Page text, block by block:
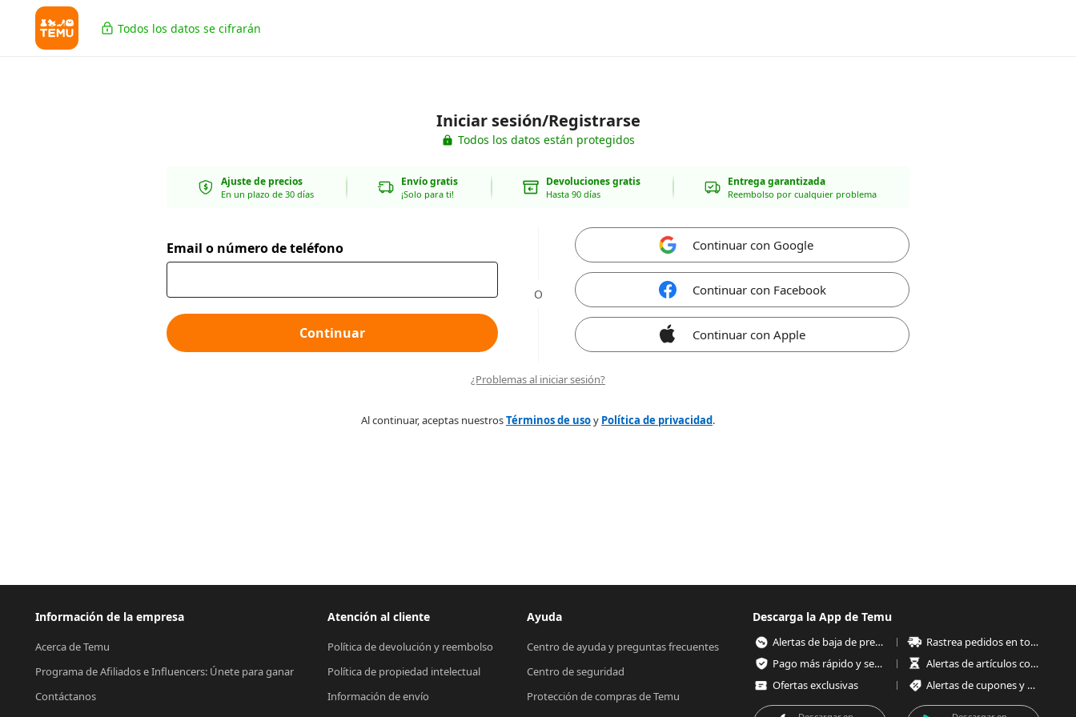
Todos los datos se cifrarán
Iniciar sesión/Registrarse
Todos los datos están protegidos
Ajuste de precios
En un plazo de 30 días
Envío gratis
¡Solo para ti!
Devoluciones gratis
Hasta 90 días
Entrega garantizada
Reembolso por cualquier problema
Email o número de teléfono
Continuar
O
Continuar con Google
Continuar con Facebook
Continuar con Apple
¿Problemas al iniciar sesión?
Al continuar, aceptas nuestrosTérminos de usoy Política de privacidad.
Información de la empresa
Acerca de Temu
Programa de Afiliados e Influencers: Únete para ganar
Contáctanos
Atención al cliente
Política de devolución y reembolso
Política de propiedad intelectual
Información de envío
Ayuda
Centro de ayuda y preguntas frecuentes
Centro de seguridad
Protección de compras de Temu
Descarga la App de Temu
Alertas de baja de precios
Rastrea pedidos en todo momento
Pago más rápido y seguro
Alertas de artículos con poco stock
Ofertas exclusivas
Alertas de cupones y ofertas